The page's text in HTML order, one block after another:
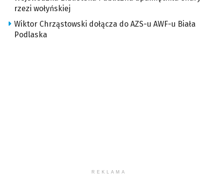
rzezi wołyńskiej
Wiktor Chrząstowski dołącza do AZS-u AWF-u Biała
Podlaska
REKLAMA